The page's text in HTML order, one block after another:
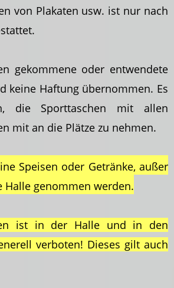
von Plakaten usw. ist nur nach
gekommene oder entwendete
keine Haftung übernommen. Es
die Sporttaschen mit allen
mit an die Plätze zu nehmen.
Speisen oder Getränke, außer
Halle genommen werden.
ist in der Halle und in den
verboten! Dieses gilt auch